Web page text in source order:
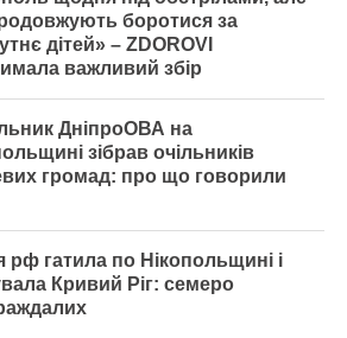
боротися за
дітей» – ZDOROVI
важливий збір
ДніпроОВА на
зібрав очільників
громад: про що говорили
рф гатила по Нікопольщині і
Кривий Ріг: семеро